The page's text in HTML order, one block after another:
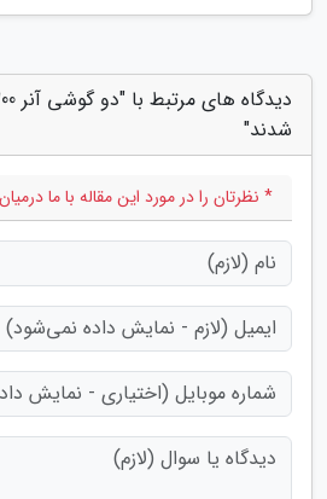
شدند"
* نظرتان را در مورد این مقاله با ما